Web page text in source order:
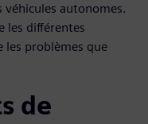
autonomes.
les différentes
les problèmes que
de